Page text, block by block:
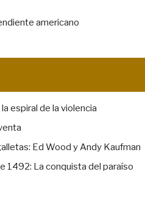
americano
espiral de la violencia
Ed Wood y Andy Kaufman
1492: La conquista del paraíso